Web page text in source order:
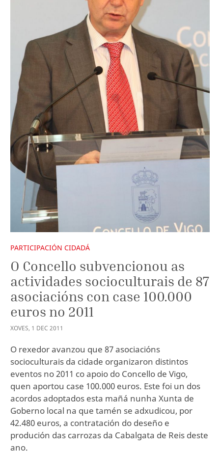
PARTICIPACIÓN CIDADÁ
O Concello subvencionou as
actividades socioculturais de 87
asociacións con case 100.000
euros no 2011
XOVES, 1 DEC 2011
O rexedor avanzou que 87 asociacións
socioculturais da cidade organizaron distintos
eventos no 2011 co apoio do Concello de Vigo,
quen aportou case 100.000 euros. Este foi un dos
acordos adoptados esta mañá nunha Xunta de
Goberno local na que tamén se adxudicou, por
42.480 euros, a contratación do deseño e
produción das carrozas da Cabalgata de Reis deste
ano.